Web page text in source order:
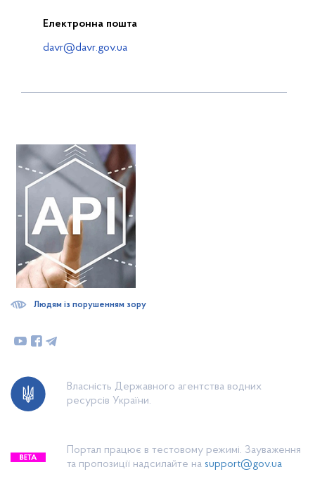
Електронна пошта
davr@davr.gov.ua
Власність Державного агентства водних
ресурсів України.
Портал працює в тестовому режимі. Зауваження
та пропозиції надсилайте на support@gov.ua
Людям із порушенням зору